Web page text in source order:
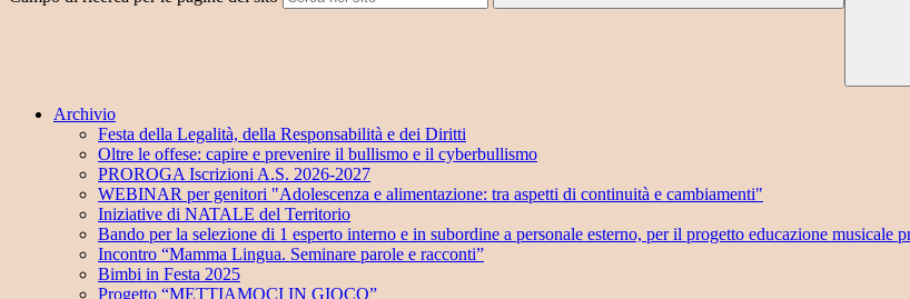
Archivio
Festa della Legalità, della Responsabilità e dei Diritti
Oltre le offese: capire e prevenire il bullismo e il cyberbullismo
PROROGA Iscrizioni A.S. 2026-2027
WEBINAR per genitori "Adolescenza e alimentazione: tra aspetti di continuità e cambiamenti"
Iniziative di NATALE del Territorio
Bando per la selezione di 1 esperto interno e in subordine a personale esterno, per il progetto educazione musicale
Incontro “Mamma Lingua. Seminare parole e racconti”
Bimbi in Festa 2025
Progetto “METTIAMOCI IN GIOCO”